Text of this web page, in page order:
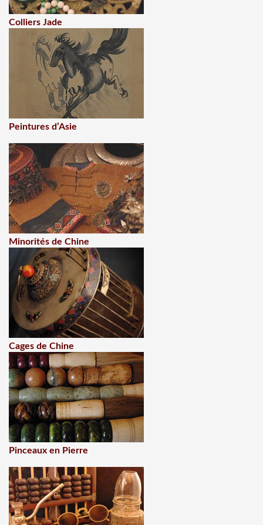
Colliers Jade
Peintures d’Asie
Minorités de Chine
Cages de Chine
Pinceaux en Pierre